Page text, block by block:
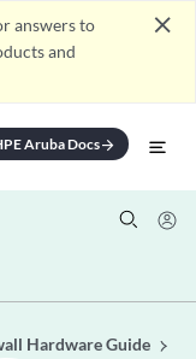
answers to
and
close
Aruba Docsarrow_forward
Hardware Guide